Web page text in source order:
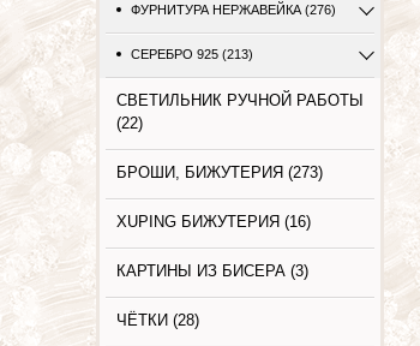
ФУРНИТУРА НЕРЖАВЕЙКА (276)
СЕРЕБРО 925 (213)
СВЕТИЛЬНИК РУЧНОЙ РАБОТЫ
(22)
БРОШИ, БИЖУТЕРИЯ (273)
XUPING БИЖУТЕРИЯ (16)
КАРТИНЫ ИЗ БИСЕРА (3)
ЧЁТКИ (28)